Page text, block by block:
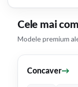
Cele mai
Modele premium
Concaver→